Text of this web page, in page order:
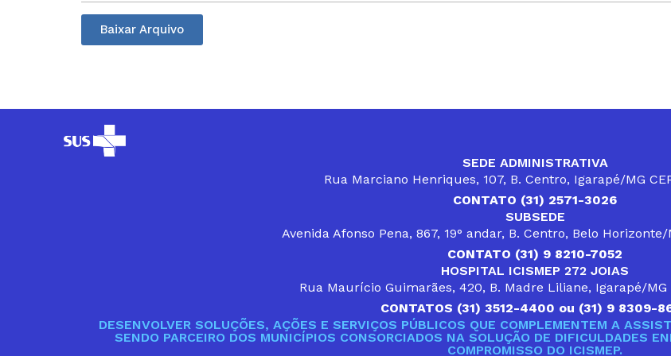
Baixar Arquivo
SEDE ADMINISTRATIVA
Rua Marciano Henriques, 107, B. Centro, Igarapé/MG
CONTATO (31) 2571-3026
SUBSEDE
Avenida Afonso Pena, 867, 19° andar, B. Centro, Belo Horizonte/
CONTATO (31) 9 8210-7052
HOSPITAL ICISMEP 272 JOIAS
Rua Maurício Guimarães, 420, B. Madre Liliane, Igarapé/MG
CONTATOS (31) 3512-4400 ou (31) 9 8309-
DESENVOLVER SOLUÇÕES, AÇÕES E SERVIÇOS PÚBLICOS QUE COMPLEMENTEM A
SENDO PARCEIRO DOS MUNICÍPIOS CONSORCIADOS NA SOLUÇÃO DE DIFICULDADES
COMPROMISSO DO ICISMEP.